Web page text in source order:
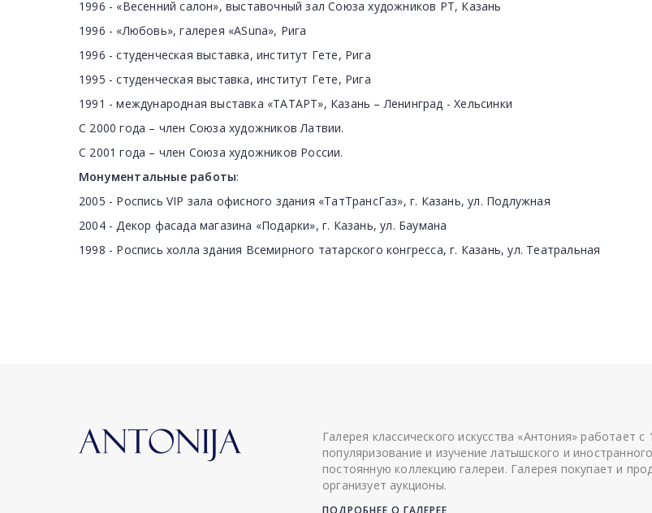
1996 - «Весенний салон», выставочный зал Союза художников РТ, Казань
1996 - «Любовь», галерея «ASuna», Рига
1996 - студенческая выставка, институт Гете, Рига
1995 - студенческая выставка, институт Гете, Рига
1991 - международная выставка «ТАТАРТ», Казань – Ленинград - Хельсинки
С 2000 года – член Союза художников Латвии.
С 2001 года – член Союза художников России.
Монументальные работы:
2005 - Роспись VIP зала офисного здания «ТатТрансГаз», г. Казань, ул. Подлужная
2004 - Декор фасада магазина «Подарки», г. Казань, ул. Баумана
1998 - Роспись холла здания Всемирного татарского конгресса, г. Казань, ул. Театральная
Галерея классического искусства «Антония» работает
популяризование и изучение латышского и
постоянную коллекцию галереи. Галерея покупает и
организует аукционы.
ПОДРОБНЕЕ О ГАЛЕРЕЕ